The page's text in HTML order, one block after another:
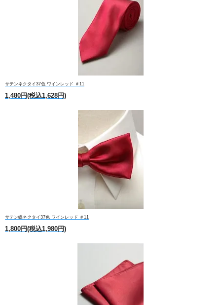
サテンネクタイ37色 ワインレッド ＃11
1,480円(税込1,628円)
サテン蝶ネクタイ37色 ワインレッド ＃11
1,800円(税込1,980円)